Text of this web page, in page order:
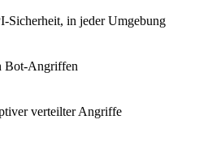
Sicherheit, in jeder Umgebung
Bot-Angriffen
verteilter Angriffe